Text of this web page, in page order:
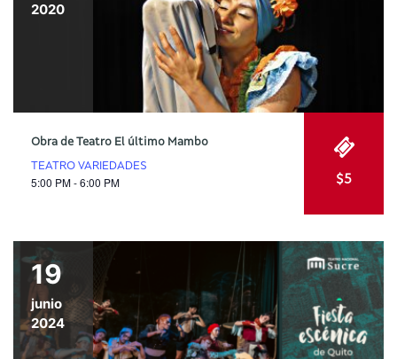
2020
Obra de Teatro El último Mambo
TEATRO VARIEDADES
5:00 PM - 6:00 PM $5
19
junio
2024